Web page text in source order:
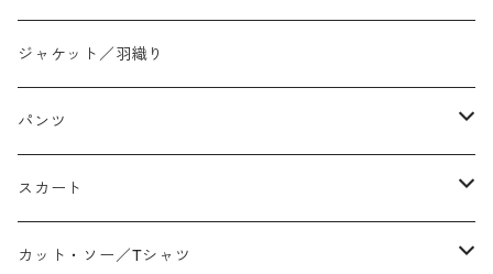
ジャケット／羽織り
パンツ
テーパード
ワイド
スカート
ストレート/タイト
カット・ソー／Tシャツ